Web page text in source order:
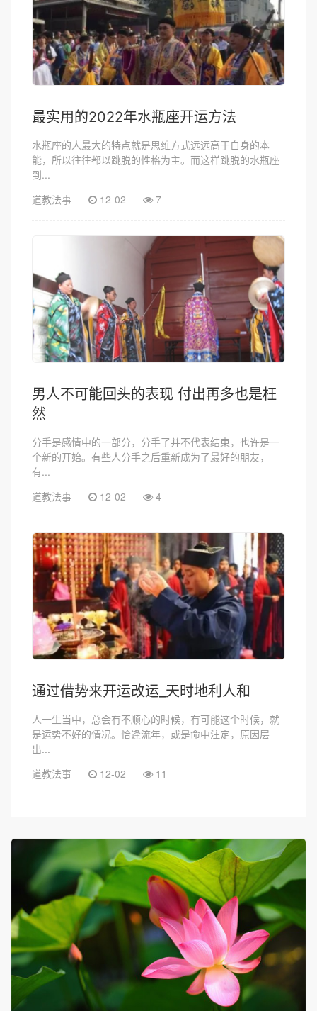
最实用的2022年水瓶座开运方法
水瓶座的人最大的特点就是思维方式远远高于自身的本
能，所以往往都以跳脱的性格为主。而这样跳脱的水瓶座
到...
道教法事
12-02 7
男人不可能回头的表现 付出再多也是枉
然
分手是感情中的一部分，分手了并不代表结束，也许是一
个新的开始。有些人分手之后重新成为了最好的朋友，
有...
道教法事
12-02 4
通过借势来开运改运_天时地利人和
人一生当中，总会有不顺心的时候，有可能这个时候，就
是运势不好的情况。恰逢流年，或是命中注定，原因层
出...
道教法事
12-02 11